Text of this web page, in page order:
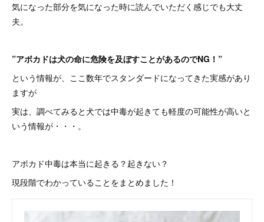
気になった部分を気になった時に読んでいただく感じでも大丈
夫。
”アボカドは犬の命に危険を及ぼすことがあるのでNG！”
という情報が、ここ数年でスタンダードになってきた実感があり
ますが
実は、調べてみると犬では中毒が起きても軽度の可能性が高いと
いう情報が・・・。
アボカド中毒は本当に起きる？起きない？
現段階でわかっていることをまとめました！